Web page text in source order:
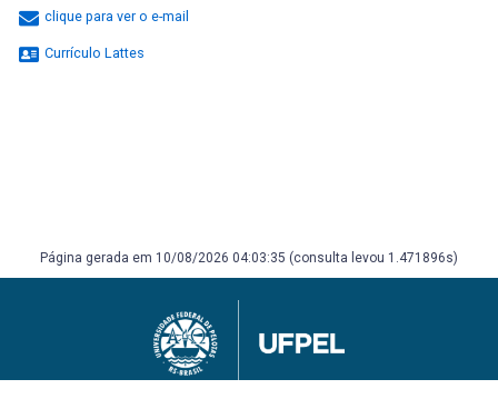
clique para ver o e-mail
Currículo Lattes
Página gerada em 10/08/2026 04:03:35 (consulta levou 1.471896s)